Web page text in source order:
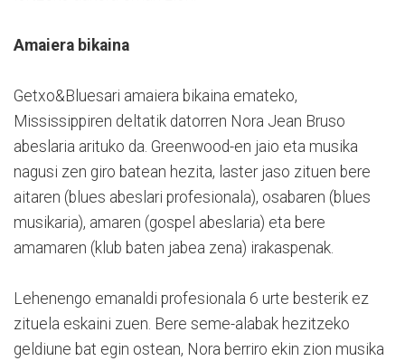
Amaiera bikaina
Getxo&Bluesari amaiera bikaina emateko,
Mississippiren deltatik datorren Nora Jean Bruso
abeslaria arituko da. Greenwood-en jaio eta musika
nagusi zen giro batean hezita, laster jaso zituen bere
aitaren (blues abeslari profesionala), osabaren (blues
musikaria), amaren (gospel abeslaria) eta bere
amamaren (klub baten jabea zena) irakaspenak.
Lehenengo emanaldi profesionala 6 urte besterik ez
zituela eskaini zuen. Bere seme-alabak hezitzeko
geldiune bat egin ostean, Nora berriro ekin zion musika